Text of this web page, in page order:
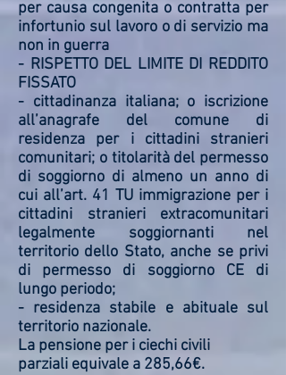
per causa congenita o contratta per
infortunio sul lavoro o di servizio ma
non in guerra
- RISPETTO DEL LIMITE DI REDDITO
FISSATO
- cittadinanza italiana; o iscrizione
all’anagrafe del comune di
residenza per i cittadini stranieri
comunitari; o titolarità del permesso
di soggiorno di almeno un anno di
cui all’art. 41 TU immigrazione per i
cittadini stranieri extracomunitari
legalmente soggiornanti nel
territorio dello Stato, anche se privi
di permesso di soggiorno CE di
lungo periodo;
- residenza stabile e abituale sul
territorio nazionale.
La pensione per i ciechi civili
parziali equivale a 285,66€.